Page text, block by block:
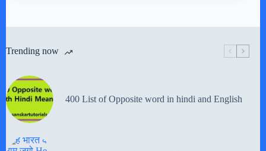
Trending now
400 List of Opposite word in hindi and English